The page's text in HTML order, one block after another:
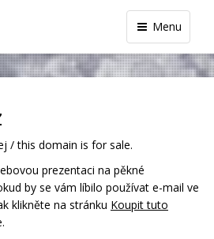
Menu
/ this domain is for sale.
prezentaci na pěkné
by se vám líbilo používat e-mail ve
klikněte na stránku Koupit tuto